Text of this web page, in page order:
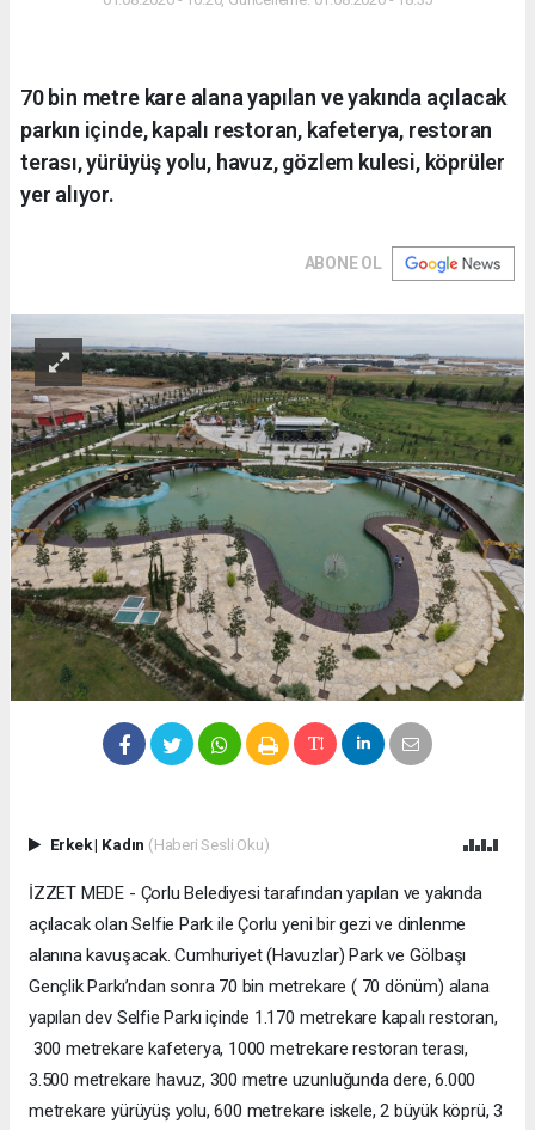
70 bin metre kare alana yapılan ve yakında açılacak
parkın içinde, kapalı restoran, kafeterya, restoran
terası, yürüyüş yolu, havuz, gözlem kulesi, köprüler
yer alıyor.
ABONE OL
Erkek| Kadın (Haberi Sesli Oku)
İZZET MEDE - Çorlu Belediyesi tarafından yapılan ve yakında
açılacak olan Selfie Park ile Çorlu yeni bir gezi ve dinlenme
alanına kavuşacak. Cumhuriyet (Havuzlar) Park ve Gölbaşı
Gençlik Parkı’ndan sonra 70 bin metrekare ( 70 dönüm) alana
yapılan dev Selfie Parkı içinde 1.170 metrekare kapalı restoran,
300 metrekare kafeterya, 1000 metrekare restoran terası,
3.500 metrekare havuz, 300 metre uzunluğunda dere, 6.000
metrekare yürüyüş yolu, 600 metrekare iskele, 2 büyük köprü, 3